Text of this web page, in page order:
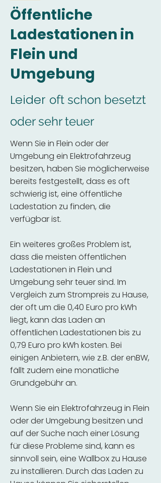
Öffentliche
Ladestationen in
Flein und
Umgebung
Leider oft schon besetzt
oder sehr teuer
Wenn Sie in Flein oder der
Umgebung ein Elektrofahrzeug
besitzen, haben Sie möglicherweise
bereits festgestellt, dass es oft
schwierig ist, eine öffentliche
Ladestation zu finden, die
verfügbar ist.
Ein weiteres großes Problem ist,
dass die meisten öffentlichen
Ladestationen in Flein und
Umgebung sehr teuer sind. Im
Vergleich zum Strompreis zu Hause,
der oft um die 0,40 Euro pro kWh
liegt, kann das Laden an
öffentlichen Ladestationen bis zu
0,79 Euro pro kWh kosten. Bei
einigen Anbietern, wie z.B. der enBW,
fällt zudem eine monatliche
Grundgebühr an.
Wenn Sie ein Elektrofahrzeug in Flein
oder der Umgebung besitzen und
auf der Suche nach einer Lösung
für diese Probleme sind, kann es
sinnvoll sein, eine Wallbox zu Hause
zu installieren. Durch das Laden zu